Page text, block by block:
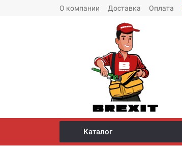
О компании Доставка Оплата
Каталог